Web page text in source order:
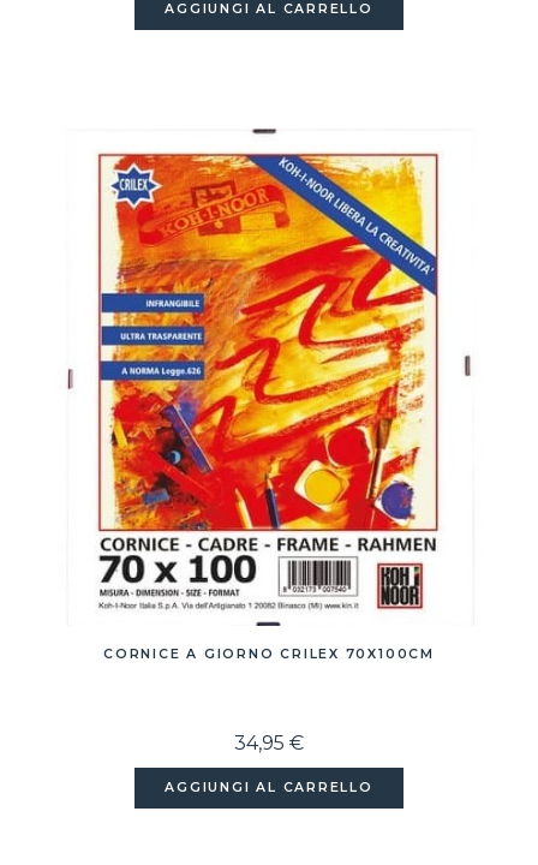
AGGIUNGI AL CARRELLO
CORNICE A GIORNO CRILEX 70X100CM
34,95 €
AGGIUNGI AL CARRELLO